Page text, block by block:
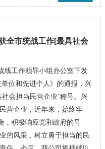
全市统战工作[最具社会
线工作领导小组办公室下发
位和先进个人》的通报，兴
会担当民营企业”称号。兴
营企业，近年来，始终牢
，积极响应党和政府的号
的风采，树立勇于担当的民